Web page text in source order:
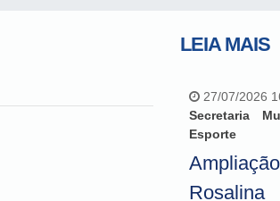
LEIA MAIS
27/07/2026
Secretaria
Esporte
Rosalina